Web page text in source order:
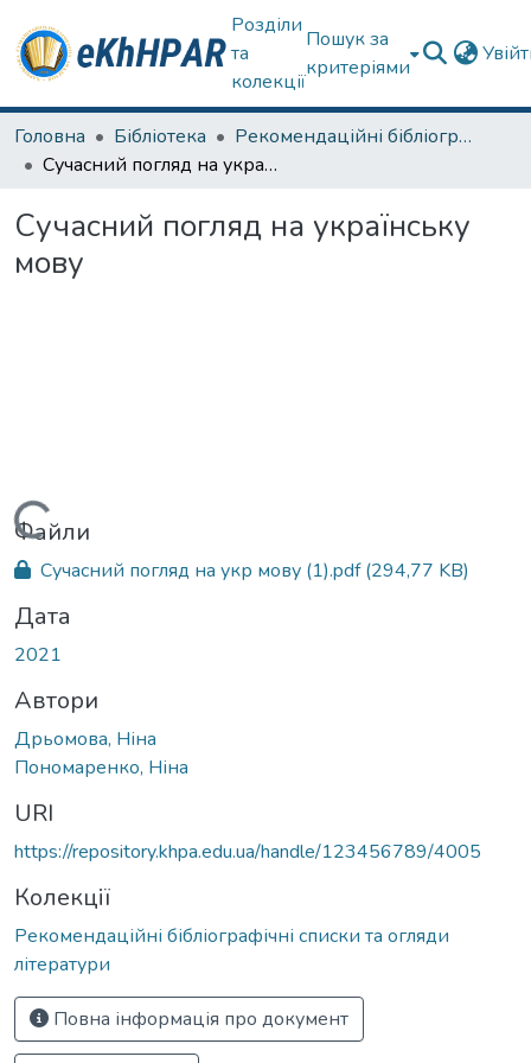
Розділи
та
колекції
Пошук за
критеріями
Головна Бібліотека
Рекомендаційні бібліографічні списки та огляди літератури
Сучасний погляд на українську мову
Сучасний погляд на українську
мову
Вантажиться...
Файли
Сучасний погляд на укр мову (1).pdf(294,77 KB)
Дата
2021
Автори
Дрьомова, Ніна
Пономаренко, Ніна
URI
https://repository.khpa.edu.ua/handle/123456789/4005
Колекції
Рекомендаційні бібліографічні списки та огляди
літератури
Повна інформація про документ